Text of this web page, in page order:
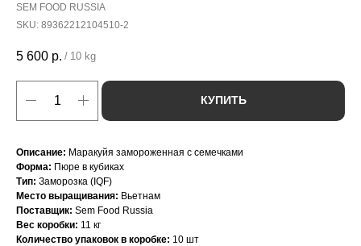
SEM FOOD RUSSIA
SKU: 89362212104510-2
5 600 р. / 10 kg
КУПИТЬ
Описание: Маракуйя замороженная с семечками
Форма: Пюре в кубиках
Тип: Заморозка (IQF)
Место выращивания: Вьетнам
Поставщик: Sem Food Russia
Вес коробки: 11 кг
Количество упаковок в коробке: 10 шт